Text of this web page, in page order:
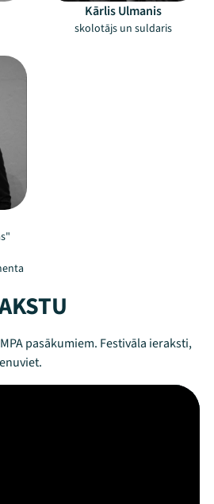
X
Kārlis Ulmanis
skolotājs un suldaris
pasākumiem. Festivāla ieraksti,